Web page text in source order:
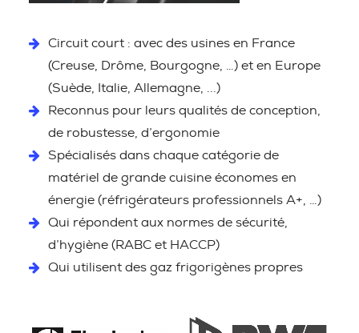
Circuit court : avec des usines en France
(Creuse, Drôme, Bourgogne, …) et en Europe
(Suède, Italie, Allemagne, ...)
Reconnus pour leurs qualités de conception,
de robustesse, d’ergonomie
Spécialisés dans chaque catégorie de
matériel de grande cuisine économes en
énergie (réfrigérateurs professionnels A+, …)
Qui répondent aux normes de sécurité,
d’hygiène (RABC et HACCP)
Qui utilisent des gaz frigorigènes propres